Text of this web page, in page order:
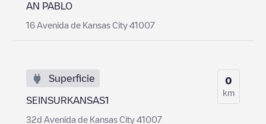
AN PABLO
16 Avenida de Kansas City 41007
Superficie
SEINSURKANSAS1
32d Avenida de Kansas City 41007
0
km